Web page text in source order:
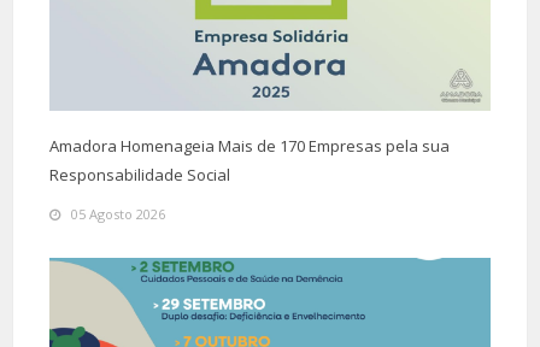
Amadora Homenageia Mais de 170 Empresas pela sua
Responsabilidade Social
05 Agosto 2026